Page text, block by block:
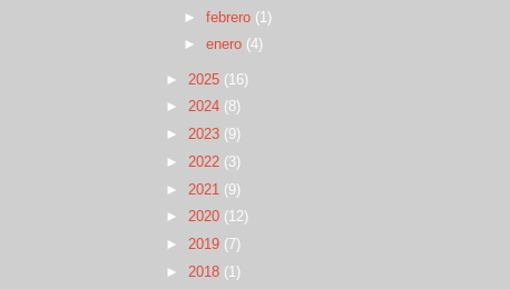
► febrero (1)
► enero (4)
► 2025 (16)
► 2024 (8)
► 2023 (9)
► 2022 (3)
► 2021 (9)
► 2020 (12)
► 2019 (7)
► 2018 (1)